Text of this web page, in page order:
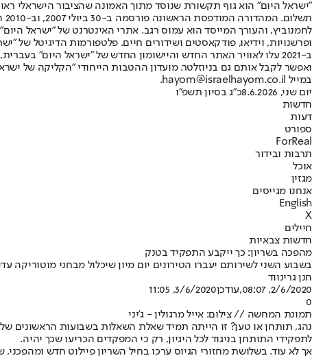
"ישראל היום" הוא גוף תקשורת שנוסד מתוך האמונה שהציבור הישראלי
ופרשנויות, וידיאו, פודקאסטים ושידורים חיים. פלטפורמות הדיגיטל של
ב-2021 עלו לאוויר האתר החדש והיישומון החדש של "ישראל היום"
ואפשר לקבל אותם גם בניוזלטר. מועדון ההטבות הייחודי "הקליקה של
במייל hayom@israelhayom.co.il.
יום שני, 8.6.2026
כ"ג בסיון תשפ"ו
חדשות
דעות
ספורט
ForReal
תרבות ובידור
אוכל
מגזין
אנחנו מגייסים
English
X
חיילים
חדשות צבאיות
מהפכה בשריון: כך ייקבע התפקיד בטנק
בשבוע השני לשירותם יעברו הטירונים יום מיון שיכלול מבחני
חנן גרינווד
2/6/2020, 08:07
,עודכן3/6/2020, 11:05
0
תמונת המחשה // צילום: אייל מרגולין - ג'יני
נהג, תותחן או טען? זו הייתה תמיד שאלת השאלות בשבועות הראשונים
לתפקידי התותחן בניגוד לכל היגיון, רק כי המפקדים הכריעו שכך יהיה.
אך לא עוד. בשלושת מחזורי הגיוס ערכו בחיל השריון פיילוט חדש